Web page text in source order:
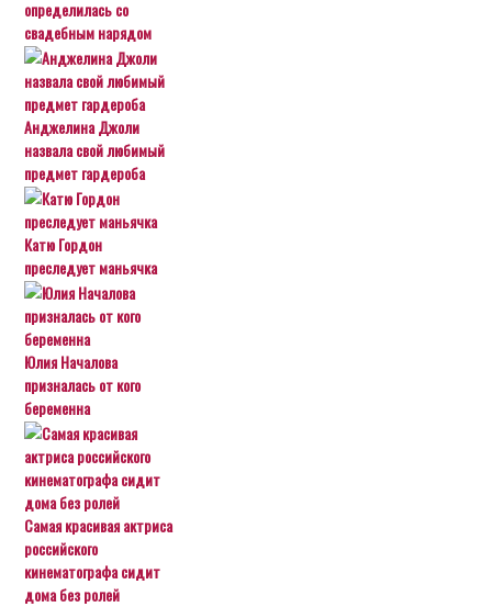
определилась со
свадебным нарядом
Анджелина Джоли
назвала свой любимый
предмет гардероба
Катю Гордон
преследует маньячка
Юлия Началова
призналась от кого
беременна
Самая красивая актриса
российского
кинематографа сидит
дома без ролей